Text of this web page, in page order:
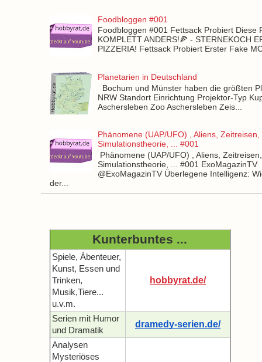
Foodbloggen #001
Foodbloggen #001 Fettsack Probiert Diese
KOMPLETT ANDERS!🍕 - STERNEKOCH
PIZZERIA! Fettsack Probiert Erster Fake
Planetarien in Deutschland
Bochum und Münster haben die größten
NRW Standort Einrichtung Projektor-Typ
Aschersleben Zoo Aschersleben Zeis...
Phänomene (UAP/UFO) , Aliens, Zeitreisen,
Simulationstheorie, ... #001
Phänomene (UAP/UFO) , Aliens, Zeitreisen,
Simulationstheorie, ... #001 ExoMagazinTV
@ExoMagazinTV Überlegene Intelligenz:
der...
Kunterbuntes ...
Spiele, Ábenteuer,
Kunst, Essen und
Trinken,
Musik,Tiere...
u.v.m.
hobbyrat.de/
Serien mit Humor
und Dramatik
dramedy-serien.de/
Analysen
Mysteriöses